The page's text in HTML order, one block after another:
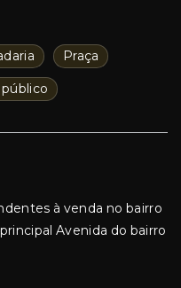
Praça
à venda no bairro
Avenida do bairro